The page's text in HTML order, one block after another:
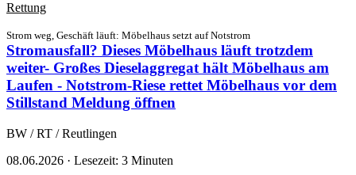
Rettung
Strom weg, Geschäft läuft: Möbelhaus setzt auf Notstrom
Stromausfall? Dieses Möbelhaus läuft trotzdem
weiter- Großes Dieselaggregat hält Möbelhaus am
Laufen - Notstrom-Riese rettet Möbelhaus vor dem
Stillstand Meldung öffnen
BW / RT / Reutlingen
08.06.2026 · Lesezeit: 3 Minuten